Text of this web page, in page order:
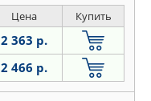
Цена Купить
2 363 р.
2 466 р.